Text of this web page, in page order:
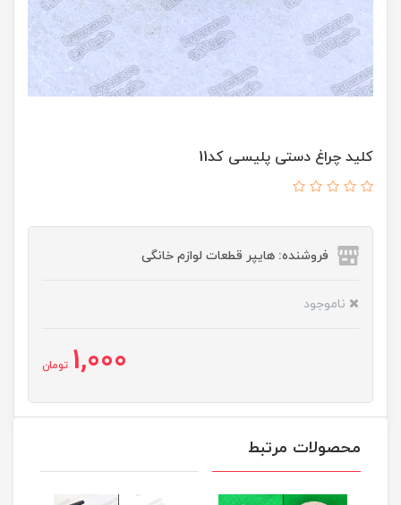
کلید چراغ دستی پلیسی کد11
فروشنده: هایپر قطعات لوازم خانگی
ناموجود
1,000 تومان
محصولات مرتبط